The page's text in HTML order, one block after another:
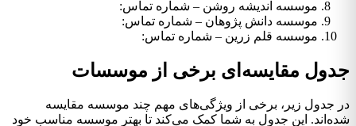
موسسه اندیشه روشن – شماره تماس:
موسسه دانش پژوهان – شماره تماس:
موسسه قلم زرین – شماره تماس:
جدول مقایسه‌ای برخی از موسسات
در جدول زیر، برخی از ویژگی‌های مهم چند موسسه مقایسه
شده‌اند. این جدول به شما کمک می‌کند تا بهتر موسسه مناسب خود